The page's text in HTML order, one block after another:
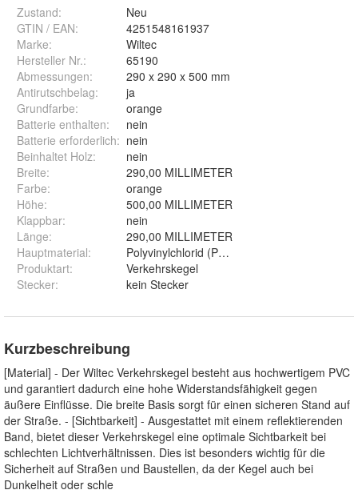
Zustand:
Neu
GTIN / EAN:
4251548161937
Marke:
Wiltec
Hersteller Nr.:
65190
Abmessungen:
290 x 290 x 500 mm
Antirutschbelag:
ja
Grundfarbe:
orange
Batterie enthalten:
nein
Batterie erforderlich: nein
Beinhaltet Holz:
nein
Breite:
290,00 MILLIMETER
Farbe:
orange
Höhe:
500,00 MILLIMETER
Klappbar:
nein
Länge:
290,00 MILLIMETER
Hauptmaterial:
Polyvinylchlorid (PVC)
Produktart:
Verkehrskegel
Stecker: kein Stecker
Kurzbeschreibung
[Material] - Der Wiltec Verkehrskegel besteht aus hochwertigem PVC
und garantiert dadurch eine hohe Widerstandsfähigkeit gegen
äußere Einflüsse. Die breite Basis sorgt für einen sicheren Stand auf
der Straße. - [Sichtbarkeit] - Ausgestattet mit einem reflektierenden
Band, bietet dieser Verkehrskegel eine optimale Sichtbarkeit bei
schlechten Lichtverhältnissen. Dies ist besonders wichtig für die
Sicherheit auf Straßen und Baustellen, da der Kegel auch bei
Dunkelheit oder schle